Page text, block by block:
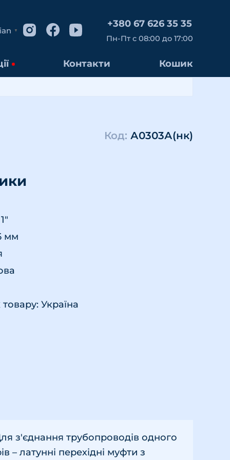
▼
+380 67 626 35 35
Пн-Пт с 08:00 до 17:00
Контакти Кошик
Код: А0303А(нк)
мм
Україна
з'єднання трубопроводів одного
– латунні перехідні муфти з